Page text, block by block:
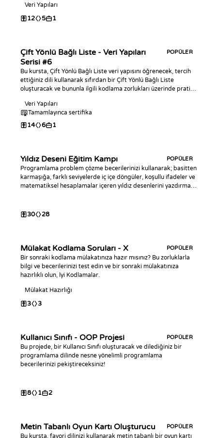
Veri Yapıları
12 5 1
Çift Yönlü Bağlı Liste - Veri Yapıları
Serisi #6
POPÜLER
Bu kursta, Çift Yönlü Bağlı Liste veri yapısını öğrenecek, tercih
ettiğiniz dili kullanarak sıfırdan bir Çift Yönlü Bağlı Liste
oluşturacak ve bununla ilgili kodlama zorlukları üzerinde pratik
Veri Yapıları
Tamamlayınca sertifika
14 6 1
Yıldız Deseni Eğitim Kampı POPÜLER
Programlama problem çözme becerilerinizi kullanarak; basitten
karmaşığa, farklı seviyelerde iç içe döngüler, koşullu ifadeler ve
matematiksel hesaplamalar içeren yıldız desenlerini yazdırmayı
30 28
Mülakat Kodlama Soruları - X POPÜLER
Bir sonraki kodlama mülakatınıza hazır mısınız? Bu zorluklarla
bilgi ve becerilerinizi test edin ve bir sonraki mülakatınıza
hazırlıklı olun, İyi Kodlamalar.
Mülakat Hazırlığı
3 3
Kullanıcı Sınıfı - OOP Projesi POPÜLER
Bu projede, bir Kullanıcı Sınıfı oluşturacak ve dilediğiniz bir
programlama dilinde nesne yönelimli programlama
becerilerinizi pekiştireceksiniz!
8 1 2
Metin Tabanlı Oyun Kartı Oluşturucu POPÜLER
Bu kursta, favori dilinizi kullanarak metin tabanlı bir oyun kartı